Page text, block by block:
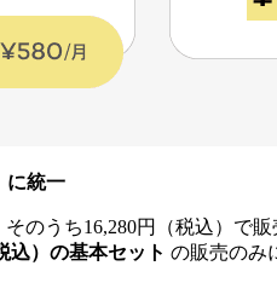
に統一
のうち16,280円（税込）で
込）の基本セット の販売のみ